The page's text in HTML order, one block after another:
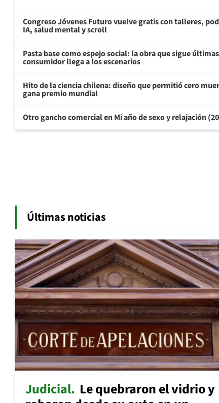
Congreso Jóvenes Futuro vuelve gratis con talleres,
IA, salud mental y scroll
Pasta base como espejo social: la obra que sigue
consumidor llega a los escenarios
Hito de la ciencia chilena: diseño que permitió cero
gana premio mundial
Otro gancho comercial en Mi año de sexo y relajación
Últimas noticias
Judicial Le quebraron el vidrio y